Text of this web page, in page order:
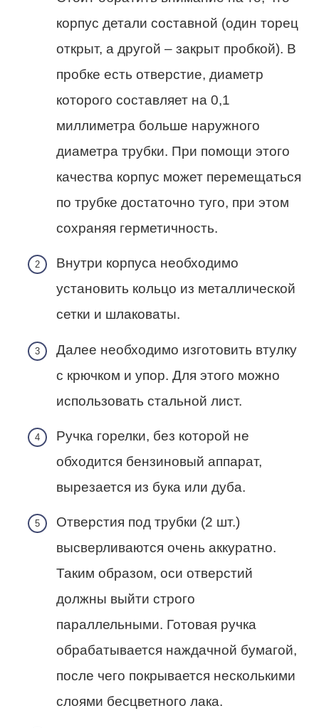
корпус детали составной (один торец
открыт, а другой – закрыт пробкой). В
пробке есть отверстие, диаметр
которого составляет на 0,1
миллиметра больше наружного
диаметра трубки. При помощи этого
качества корпус может перемещаться
по трубке достаточно туго, при этом
сохраняя герметичность.
Внутри корпуса необходимо
установить кольцо из металлической
сетки и шлаковаты.
Далее необходимо изготовить втулку
с крючком и упор. Для этого можно
использовать стальной лист.
Ручка горелки, без которой не
обходится бензиновый аппарат,
вырезается из бука или дуба.
Отверстия под трубки (2 шт.)
высверливаются очень аккуратно.
Таким образом, оси отверстий
должны выйти строго
параллельными. Готовая ручка
обрабатывается наждачной бумагой,
после чего покрывается несколькими
слоями бесцветного лака.